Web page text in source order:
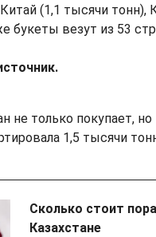
(1,1 тысячи тонн),
букеты везут из 53
не только покупает,
1,5 тысячи
Сколько стоит
Казахстане